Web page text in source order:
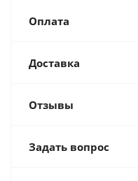
Оплата
Доставка
Отзывы
Задать вопрос